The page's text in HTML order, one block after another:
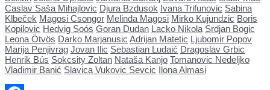
Caslav Saša Mihajlovic Djura Bzdusok Ivana Trifunovic Sabina
Klbeček Magosi Csongor Melinda Magosi Mirko Kujundzic Boris
Kopilovic Hedvig Soós Goran Dudan Lacko Nikola Srdjan Bogic
Leona Ötvös Darko Marjanusic Adrijan Matetic Ljubomir Popov
Marija Penjivrag Jovan Ilic Sebastian Ludaić Dragoslav Grbic
Henrik Bús Sokcsity Zoltan Nataša Kanjo Tomanovic Nedeljko
Vladimir Banić Slavica Vukovic Sevcic Ilona Almasi